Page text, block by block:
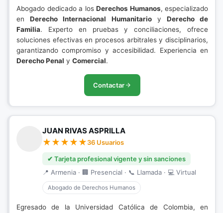
Abogado dedicado a los Derechos Humanos, especializado
enDerecho Internacional Humanitarioy Derecho de
Familia. Experto en pruebas y conciliaciones, ofrece
soluciones efectivas en procesos arbitrales y disciplinarios,
garantizando compromiso y accesibilidad. Experiencia en
Derecho Penal y Comercial.
Contactar
JUAN RIVAS ASPRILLA
36 Usuarios
✔ Tarjeta profesional vigente y sin sanciones
📍 Armenia · 🏢 Presencial · 📞 Llamada · 💻 Virtual
Abogado de Derechos Humanos
Egresado de la Universidad Católica de Colombia, en